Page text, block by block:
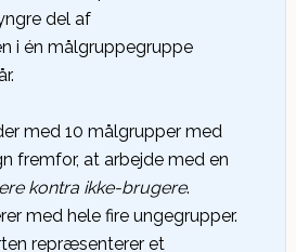
del af
i én målgruppegruppe
med 10 målgrupper med
fremfor, at arbejde med en
kontra ikke-brugere.
med hele fire ungegrupper.
repræsenterer et